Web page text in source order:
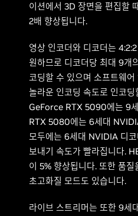
이션에서 3D 장면을 편집할
2배 향상됩니다.
영상 인코더와 디코더는
원하므로 디코더당 최대 9개
코딩할 수 있으며 소프트웨어
놀라운 인코딩 속도로 인코
GeForce RTX 5090에는 9
RTX 5080에는 6세대
모두에는 6세대 NVIDIA 디
보내기 속도가 빨라집니다.
이 5% 향상됩니다. 또한 품질
초고화질 모드도 있습니다.
라이브 스트리머는 또한 9세